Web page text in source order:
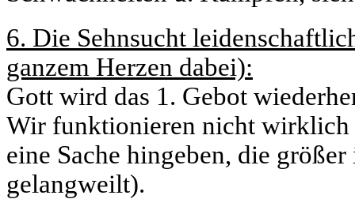
6. Die Sehnsucht
ganzem Herzen dabei):
Gott wird das 1. Gebot
Wir funktionieren nicht wirklich
eine Sache hingeben, die
gelangweilt).